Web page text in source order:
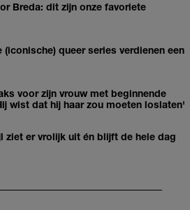
Breda: dit zijn onze favoriete
(iconische) queer series verdienen een
voor zijn vrouw met beginnende
wist dat hij haar zou moeten loslaten'
ziet er vrolijk uit én blijft de hele dag